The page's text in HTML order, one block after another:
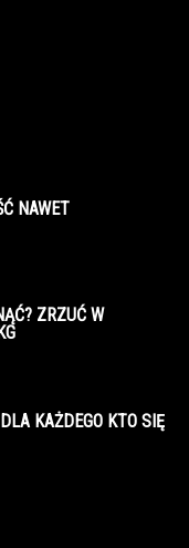
NAWET
ZRZUĆ W
KAŻDEGO KTO SIĘ